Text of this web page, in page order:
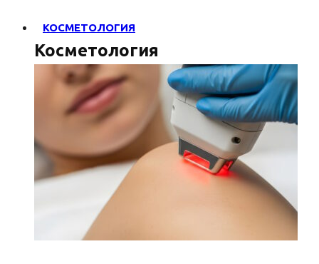
КОСМЕТОЛОГИЯ
Косметология